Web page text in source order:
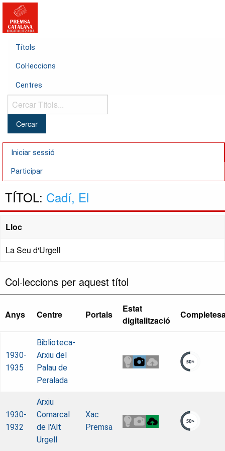
Títols
Col·leccions
Centres
Cercar
Títols...
Iniciar sessió
Participar
TÍTOL: Cadí, El
Lloc
La Seu d'Urgell
Col·leccions per aquest títol
Anys Centre Portals
Estat
digitalització
1930-
1935
Biblioteca-
Arxiu del
Palau de
Peralada
1930-
1932
Arxiu
Comarcal
de l'Alt
Urgell
Xac
Premsa